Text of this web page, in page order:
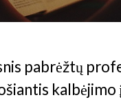
pabrėžtų
kalbėjimo